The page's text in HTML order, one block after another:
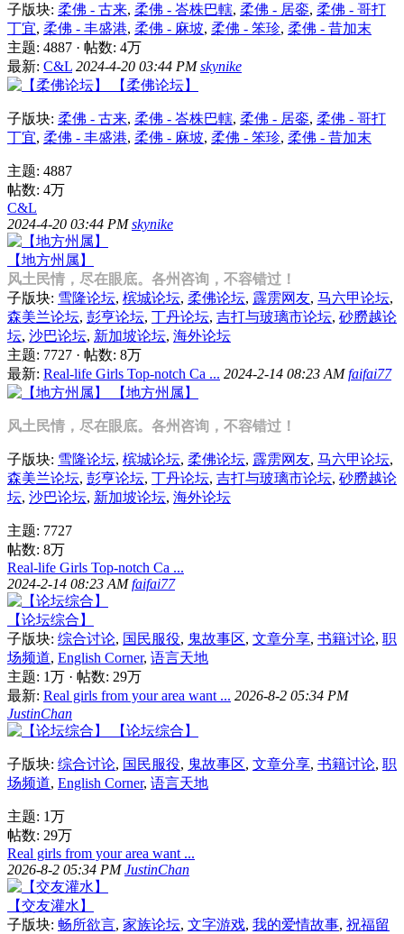
子版块: 柔佛 - 古来, 柔佛 - 峇株巴轄, 柔佛 - 居銮, 柔佛 - 哥打
丁宜, 柔佛 - 丰盛港, 柔佛 - 麻坡, 柔佛 - 笨珍, 柔佛 - 昔加末
主题: 4887 · 帖数: 4万
最新: C&L 2024-4-20 03:44 PMskynike
【柔佛论坛】
子版块: 柔佛 - 古来, 柔佛 - 峇株巴轄, 柔佛 - 居銮, 柔佛 - 哥打
丁宜, 柔佛 - 丰盛港, 柔佛 - 麻坡, 柔佛 - 笨珍, 柔佛 - 昔加末
主题: 4887
帖数: 4万
C&L
2024-4-20 03:44 PMskynike
【地方州属】
风土民情，尽在眼底。各州咨询，不容错过！
子版块: 雪隆论坛, 槟城论坛, 柔佛论坛, 霹雳网友, 马六甲论坛,
森美兰论坛, 彭亨论坛, 丁丹论坛, 吉打与玻璃市论坛, 砂朥越论
坛, 沙巴论坛, 新加坡论坛, 海外论坛
主题: 7727 · 帖数: 8万
最新: Real-life Girls Top-notch Сa ... 2024-2-14 08:23 AMfaifai77
【地方州属】
风土民情，尽在眼底。各州咨询，不容错过！
子版块: 雪隆论坛, 槟城论坛, 柔佛论坛, 霹雳网友, 马六甲论坛,
森美兰论坛, 彭亨论坛, 丁丹论坛, 吉打与玻璃市论坛, 砂朥越论
坛, 沙巴论坛, 新加坡论坛, 海外论坛
主题: 7727
帖数: 8万
Real-life Girls Top-notch Сa ...
2024-2-14 08:23 AMfaifai77
【论坛综合】
子版块: 综合讨论, 国民服役, 鬼故事区, 文章分享, 书籍讨论, 职
场频道, English Corner, 语言天地
主题: 1万 · 帖数: 29万
最新: Real girls from your area want ... 2026-8-2 05:34 PM
JustinChan
【论坛综合】
子版块: 综合讨论, 国民服役, 鬼故事区, 文章分享, 书籍讨论, 职
场频道, English Corner, 语言天地
主题: 1万
帖数: 29万
Real girls from your area want ...
2026-8-2 05:34 PMJustinChan
【交友灌水】
子版块: 畅所欲言, 家族论坛, 文字游戏, 我的爱情故事, 祝福留